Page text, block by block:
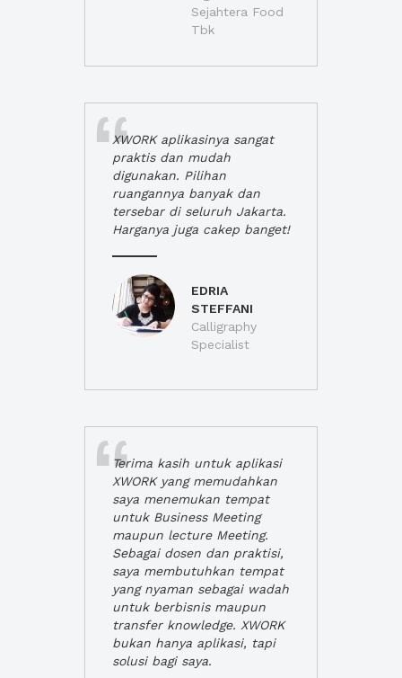
Sejahtera Food
Tbk
XWORK aplikasinya sangat
praktis dan mudah
digunakan. Pilihan
ruangannya banyak dan
tersebar di seluruh Jakarta.
Harganya juga cakep banget!
EDRIA
STEFFANI
Calligraphy
Specialist
Terima kasih untuk aplikasi
XWORK yang memudahkan
saya menemukan tempat
untuk Business Meeting
maupun lecture Meeting.
Sebagai dosen dan praktisi,
saya membutuhkan tempat
yang nyaman sebagai wadah
untuk berbisnis maupun
transfer knowledge. XWORK
bukan hanya aplikasi, tapi
solusi bagi saya.